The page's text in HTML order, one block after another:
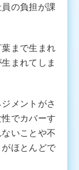
の負担が課
葉まで生まれ
まれてしま
メントがさ
でカバーす
いことや不
ほとんどで